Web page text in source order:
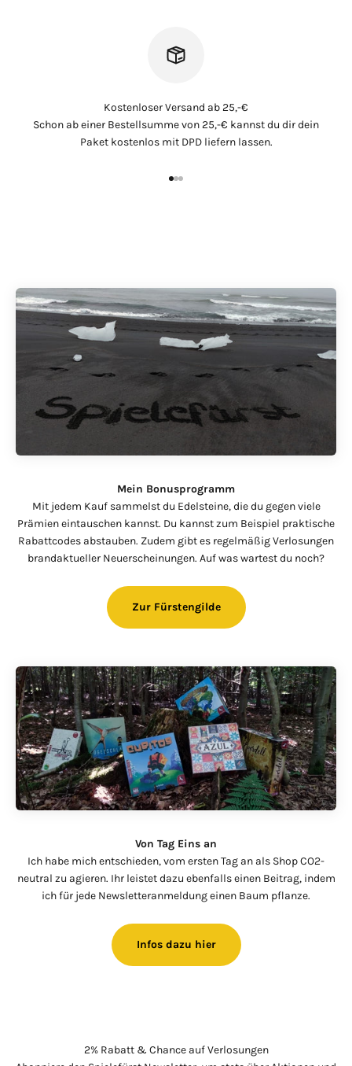
Kostenloser Versand ab 25,-€
Schon ab einer Bestellsumme von 25,-€ kannst du dir dein
Paket kostenlos mit DPD liefern lassen.
Für Bastler & Maler
Mein Bonusprogramm
Mit jedem Kauf sammelst du Edelsteine, die du gegen viele
Prämien eintauschen kannst. Du kannst zum Beispiel praktische
Rabattcodes abstauben. Zudem gibt es regelmäßig Verlosungen
brandaktueller Neuerscheinungen. Auf was wartest du noch?
Zur Fürstengilde
Von Tag Eins an
Ich habe mich entschieden, vom ersten Tag an als Shop CO2-
neutral zu agieren. Ihr leistet dazu ebenfalls einen Beitrag, indem
ich für jede Newsletteranmeldung einen Baum pflanze.
Infos dazu hier
2% Rabatt & Chance auf Verlosungen